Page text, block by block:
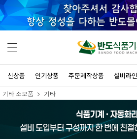
신상품 인기상품 주문제작상품 설비라인
기타 소모품 기타